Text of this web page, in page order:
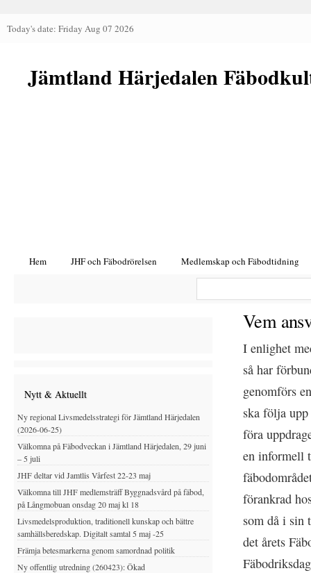
Today's date: Friday Aug 07 2026
Jämtland Härjedalen
Hem JHF och Fäbodrörelsen Medlemskap och Fäbodtidning
Vem
I enlighet
så har
genomförs
ska följa
föra
en informell
förankrad
som då i sin
det årets
Nytt & Aktuellt
Ny regional Livsmedelsstrategi för Jämtland Härjedalen
(2026-06-25)
Välkomna på Fäbodveckan i Jämtland Härjedalen, 29 juni
– 5 juli
JHF deltar vid Jamtlis Vårfest 22-23 maj
Välkomna till JHF medlemsträff Byggnadsvård på fäbod,
på Långmobuan onsdag 20 maj kl 18
Livsmedelsproduktion, traditionell kunskap och bättre
samhällsberedskap. Digitalt samtal 5 maj -25
Främja betesmarkerna genom samordnad politik
Ny offentlig utredning (260423): Ökad